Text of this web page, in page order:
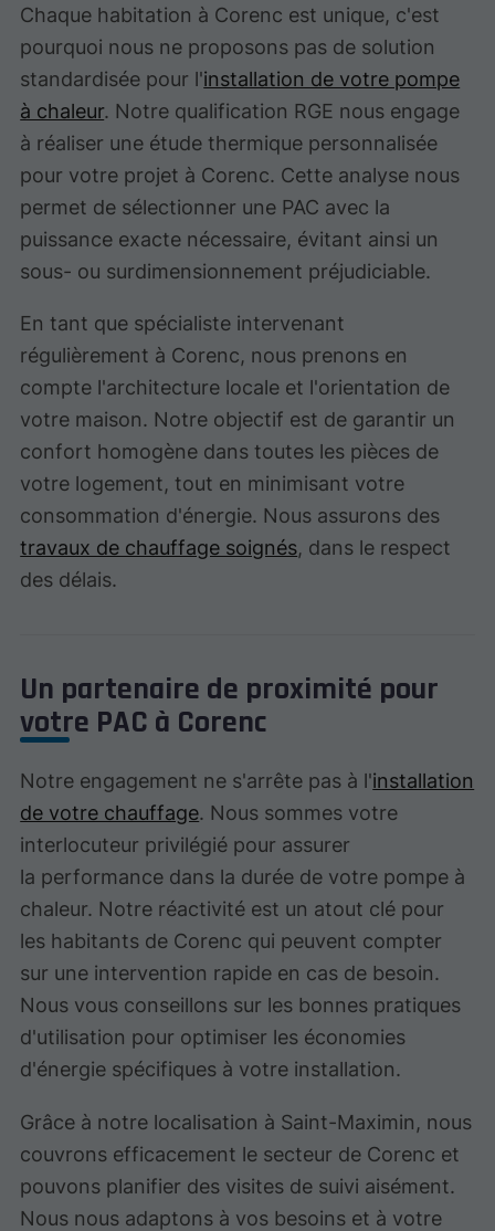
Chaque habitation à Corenc est unique, c'est
pourquoi nous ne proposons pas de solution
standardisée pour l'installation de votre pompe
à chaleur. Notre qualification RGE nous engage
à réaliser une étude thermique personnalisée
pour votre projet à Corenc. Cette analyse nous
permet de sélectionner une PAC avec la
puissance exacte nécessaire, évitant ainsi un
sous- ou surdimensionnement préjudiciable.
En tant que spécialiste intervenant
régulièrement à Corenc, nous prenons en
compte l'architecture locale et l'orientation de
votre maison. Notre objectif est de garantir un
confort homogène dans toutes les pièces de
votre logement, tout en minimisant votre
consommation d'énergie. Nous assurons des
travaux de chauffage soignés, dans le respect
des délais.
Un partenaire de proximité pour
votre PAC à Corenc
Notre engagement ne s'arrête pas à l'installation
de votre chauffage. Nous sommes votre
interlocuteur privilégié pour assurer
la performance dans la durée de votre pompe à
chaleur. Notre réactivité est un atout clé pour
les habitants de Corenc qui peuvent compter
sur une intervention rapide en cas de besoin.
Nous vous conseillons sur les bonnes pratiques
d'utilisation pour optimiser les économies
d'énergie spécifiques à votre installation.
Grâce à notre localisation à Saint-Maximin, nous
couvrons efficacement le secteur de Corenc et
pouvons planifier des visites de suivi aisément.
Nous nous adaptons à vos besoins et à votre